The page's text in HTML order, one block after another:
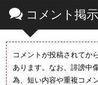
コメント掲
コメントが投稿されてか
あります。なお、誹謗中
為、短い内容や重複コメ